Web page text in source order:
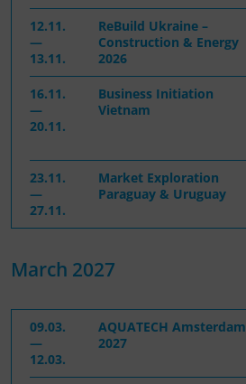
12.11.
—
13.11.
ReBuild Ukraine –
Construction & Energy
2026
16.11.
—
20.11.
Business Initiation
Vietnam
23.11.
—
27.11.
Market Exploration
Paraguay & Uruguay
March 2027
09.03.
—
12.03.
AQUATECH Amsterdam
2027